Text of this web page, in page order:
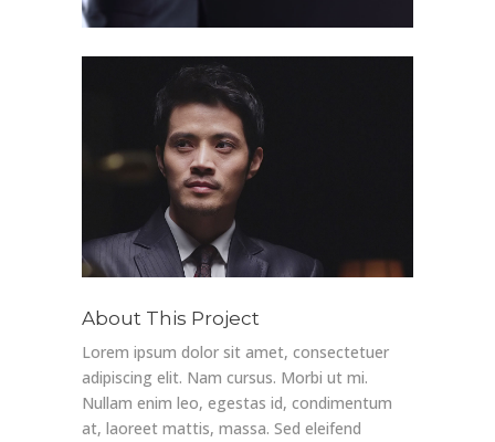
About This Project
Lorem ipsum dolor sit amet, consectetuer
adipiscing elit. Nam cursus. Morbi ut mi.
Nullam enim leo, egestas id, condimentum
at, laoreet mattis, massa. Sed eleifend